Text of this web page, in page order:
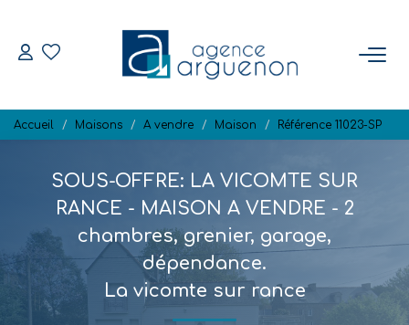
Nos Biens Disponibles
VENDRE
Estimation
Biens Vendus
Accueil Maisons A vendre Maison Référence 11023-SP
SOUS-OFFRE: LA VICOMTE SUR
RANCE - MAISON A VENDRE - 2
chambres, grenier, garage,
dépendance.
La vicomte sur rance